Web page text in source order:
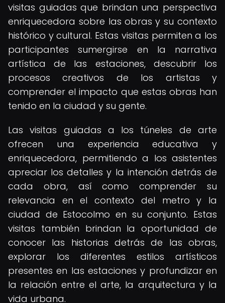
visitas guiadas que brindan una perspectiva
enriquecedora sobre las obras y su contexto
histórico y cultural. Estas visitas permiten a los
participantes sumergirse en la narrativa
artística de las estaciones, descubrir los
procesos creativos de los artistas y
comprender el impacto que estas obras han
tenido en la ciudad y su gente.
Las visitas guiadas a los túneles de arte
ofrecen una experiencia educativa y
enriquecedora, permitiendo a los asistentes
apreciar los detalles y la intención detrás de
cada obra, así como comprender su
relevancia en el contexto del metro y la
ciudad de Estocolmo en su conjunto. Estas
visitas también brindan la oportunidad de
conocer las historias detrás de las obras,
explorar los diferentes estilos artísticos
presentes en las estaciones y profundizar en
la relación entre el arte, la arquitectura y la
vida urbana.